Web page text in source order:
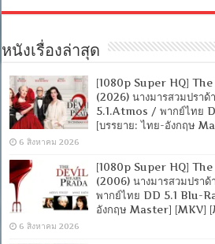
หนังเรื่องล่าสุด
[1080p Super HQ]
(2026) นางมารสวมปราด้
5.1.Atmos / พากย์ไทย
[บรรยาย: ไทย-อังกฤษ
6 สิงหาคม 2026
[1080p Super HQ]
(2006) นางมารสวมปราด้
พากย์ไทย DD 5.1 Blu-
อังกฤษ Master] [MKV]
6 สิงหาคม 2026